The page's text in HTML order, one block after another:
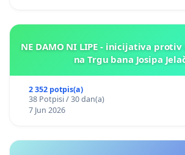
NE DAMO NI LIPE - inicijativa
na Trgu bana Josipa
2 352 potpis(a)
38 Potpisi / 30 dan(a)
7 Jun 2026